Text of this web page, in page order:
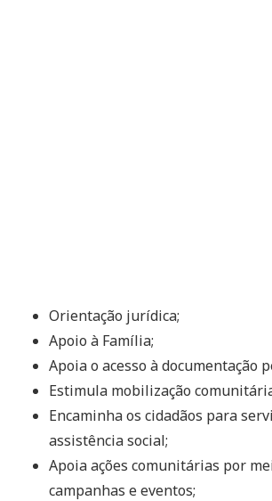
Orientação jurídica;
Apoio à Família;
Apoia o acesso à documentação
Estimula mobilização
Encaminha os cidadãos para
assistência social;
Apoia ações comunitárias por
campanhas e eventos;